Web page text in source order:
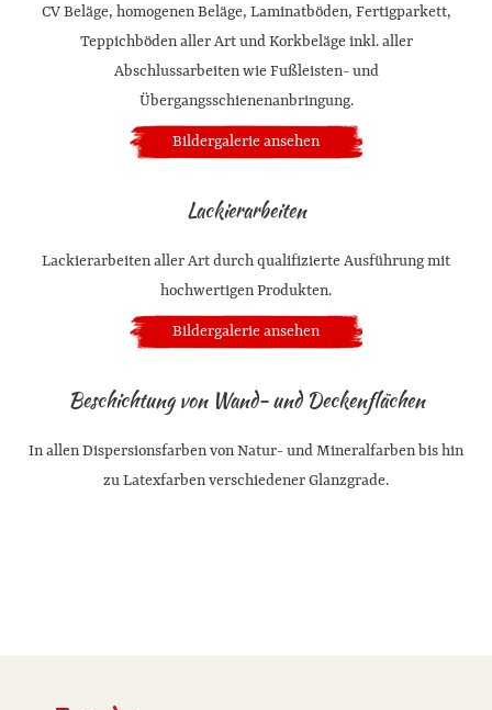
CV Beläge, homogenen Beläge, Laminatböden, Fertigparkett,
Teppichböden aller Art und Korkbeläge inkl. aller
Abschlussarbeiten wie Fußleisten- und
Übergangsschienenanbringung.
Bildergalerie ansehen
Lackierarbeiten
Lackierarbeiten aller Art durch qualifizierte Ausführung mit
hochwertigen Produkten.
Bildergalerie ansehen
Beschichtung von Wand- und Deckenflächen
In allen Dispersionsfarben von Natur- und Mineralfarben bis hin
zu Latexfarben verschiedener Glanzgrade.